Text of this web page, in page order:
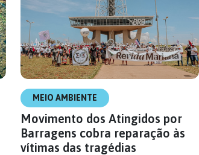
MEIO AMBIENTE
Movimento dos Atingidos por
Barragens cobra reparação às
vítimas das tragédias